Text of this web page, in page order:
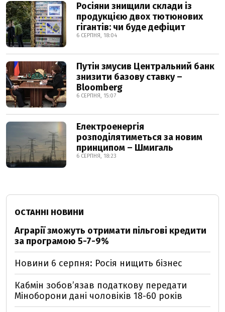
Росіяни знищили склади із
продукцією двох тютюнових
гігантів: чи буде дефіцит
6 СЕРПНЯ, 18:04
Путін змусив Центральний банк
знизити базову ставку –
Bloomberg
6 СЕРПНЯ, 15:07
Електроенергія
розподілятиметься за новим
принципом – Шмигаль
6 СЕРПНЯ, 18:23
ОСТАННІ НОВИНИ
Аграрії зможуть отримати пільгові кредити
за програмою 5-7-9%
Новини 6 серпня: Росія нищить бізнес
Кабмін зобовʼязав податкову передати
Міноборони дані чоловіків 18-60 років